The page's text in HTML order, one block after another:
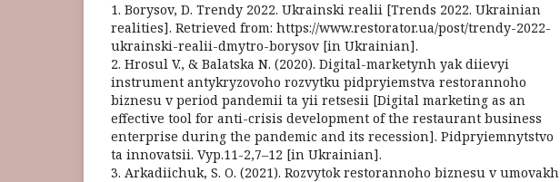
1. Borysov, D. Trendy 2022. Ukrainski realii [Trends 2022. Ukrainian
realities]. Retrieved from: https://www.restorator.ua/post/trendy-2022-
ukrainski-realii-dmytro-borysov [in Ukrainian].
2. Hrosul V., & Balatska N. (2020). Digital-marketynh yak diievyi
instrument antykryzovoho rozvytku pidpryiemstva restorannoho
biznesu v period pandemii ta yii retsesii [Digital marketing as an
effective tool for anti-crisis development of the restaurant business
enterprise during the pandemic and its recession]. Pidpryiemnytstvo
ta innovatsii. Vyp.11-2,7–12 [in Ukrainian].
3. Arkadiichuk, S. O. (2021). Rozvytok restorannoho biznesu v umovakh